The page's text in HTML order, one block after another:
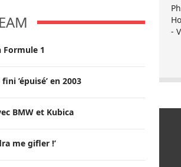
Formule 1
’épuisé’ en 2003
BMW et Kubica
me gifler !’
-